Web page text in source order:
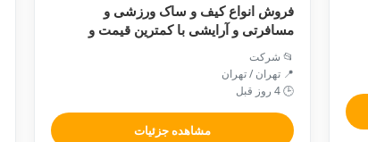
فروش انواع کیف و ساک ورزشی و
مسافرتی و آرایشی با کمترین قیمت و
کیفیت عالی موجود است
📂 شرکت
📍 تهران / تهران
🕒 4 روز قبل
مشاهده جزئیات